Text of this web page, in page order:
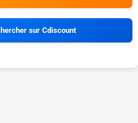
sur Cdiscount